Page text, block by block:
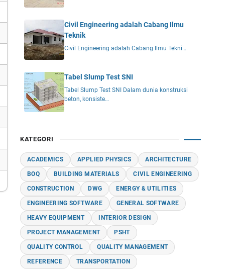
Civil Engineering adalah Cabang Ilmu
Teknik
Civil Engineering adalah Cabang Ilmu Tekni…
Tabel Slump Test SNI
Tabel Slump Test SNI Dalam dunia konstruksi
beton, konsiste…
KATEGORI
ACADEMICS APPLIED PHYSICS ARCHITECTURE
BOQ BUILDING MATERIALS CIVIL ENGINEERING
CONSTRUCTION DWG ENERGY & UTILITIES
ENGINEERING SOFTWARE GENERAL SOFTWARE
HEAVY EQUIPMENT INTERIOR DESIGN
PROJECT MANAGEMENT PSHT
QUALITY CONTROL QUALITY MANAGEMENT
REFERENCE TRANSPORTATION